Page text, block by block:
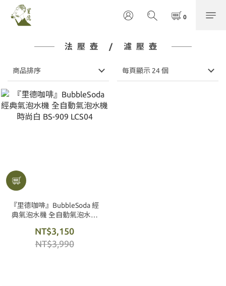
法壓壺 / 濾壓壺
商品排序 每頁顯示 24 個
『里德咖啡』BubbleSoda 經
典氣泡水機 全自動氣泡水機
NT$3,150
NT$3,990